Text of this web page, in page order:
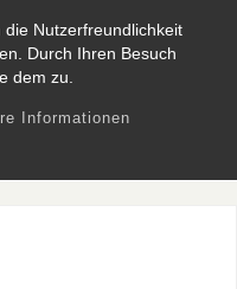
Nutzerfreundlichkeit
Durch Ihren Besuch
dem zu.
Informationen
UND SOFTBALL IN